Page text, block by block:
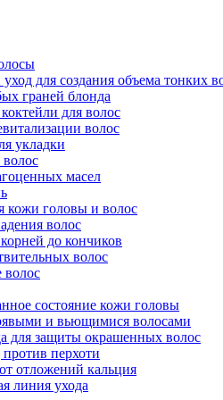
для создания объема тонких
граней блонда
для волос
волос
укладки
масел
кожи головы и волос
волос
до кончиков
волос
волос
состояние кожи головы
и вьющимися волосами
для защиты окрашенных волос
перхоти
отложений кальция
линия ухода